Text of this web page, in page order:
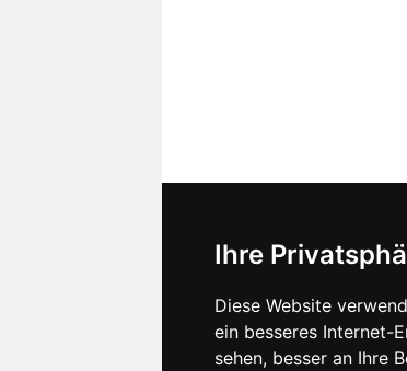
Ihre
Diese Website
ein besseres Internet-
sehen, besser an Ihre